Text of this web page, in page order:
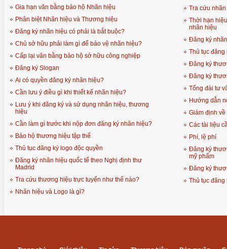
Gia hạn văn bằng bảo hộ Nhãn hiệu
Phân biệt Nhãn hiệu và Thương hiệu
Đăng ký nhãn hiệu có phải là bắt buộc?
Chủ sở hữu phải làm gì để bảo vệ nhãn hiệu?
Cấp lại văn bằng bảo hộ sở hữu công nghiệp
Đăng ký Slogan
Ai có quyền đăng ký nhãn hiệu?
Cần lưu ý điều gì khi thiết kế nhãn hiệu?
Lưu ý khi đăng ký và sử dụng nhãn hiệu, thương
hiệu
Cần làm gì trước khi nộp đơn đăng ký nhãn hiệu?
Bảo hộ thương hiệu tập thể
Thủ tục đăng ký logo độc quyền
Đăng ký nhãn hiệu quốc tế theo Nghị định thư
Madrid
Tra cứu thương hiệu trực tuyến như thế nào?
Nhãn hiệu và Logo là gì?
Tra cứu
Thời hạn
nhãn hiệu
Đăng ký
Thủ tục đăng
Đăng ký
Đăng ký
Tổng đài tư
Hướng dẫn
Giám định
Các tài liệu
Phí, lệ phí
Đăng ký
mỹ phẩm
Đăng ký
Thủ tục